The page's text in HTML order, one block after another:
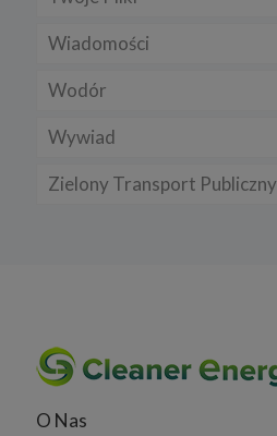
Wiadomości
Wodór
Wywiad
Zielony Transport Publiczny
O Nas